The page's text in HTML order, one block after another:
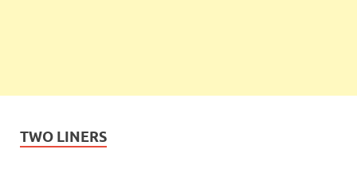
TWO LINERS